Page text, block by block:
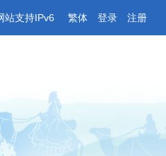
站支持IPv6 繁体 登录 注册